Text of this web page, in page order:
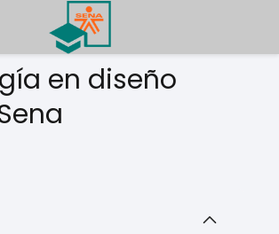
en diseño